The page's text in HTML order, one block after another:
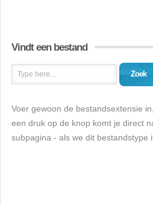
Vindt een bestand
Zoek
Voer gewoon de bestandsextensie
een druk op de knop komt je direct
subpagina - als we dit bestandstype